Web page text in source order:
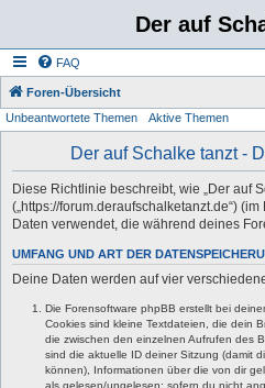
Der auf
FAQ
Foren-Übersicht
Unbeantwortete Themen Aktive Themen
Der auf Schalke tanzt -
Diese Richtlinie beschreibt, wie „Der auf
(„https://forum.deraufschalketanzt.de“)
Daten verwendet, die während deines
UMFANG UND ART DER
Deine Daten werden auf vier
Die Forensoftware phpBB erstellt bei
Cookies sind kleine Textdateien, die dein
die zwischen den einzelnen Aufrufen des
sind die aktuelle ID deiner Sitzung (damit
können), Informationen über die von dir
als gelesen/ungelesen; sofern du nicht